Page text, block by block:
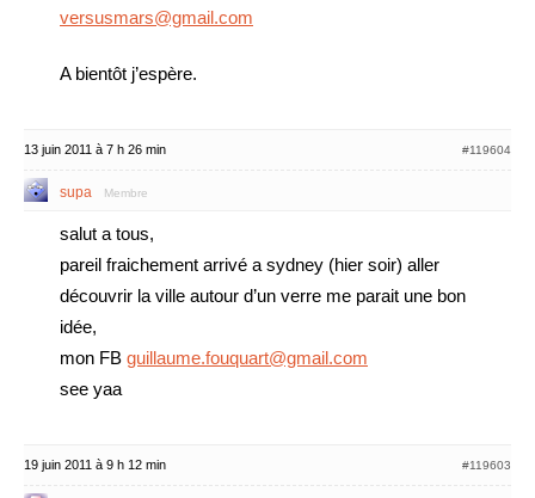
versusmars@gmail.com
A bientôt j’espère.
13 juin 2011 à 7 h 26 min #119604
supa Membre
salut a tous,
pareil fraichement arrivé a sydney (hier soir) aller
découvrir la ville autour d’un verre me parait une bon
idée,
mon FB guillaume.fouquart@gmail.com
see yaa
19 juin 2011 à 9 h 12 min #119603